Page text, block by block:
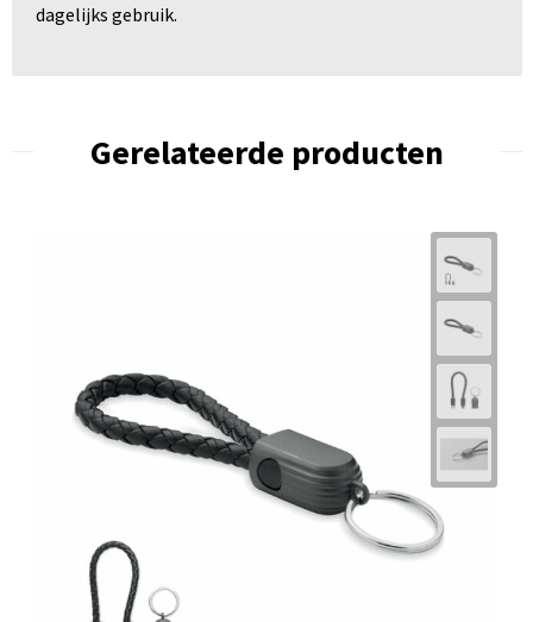
dagelijks gebruik.
Gerelateerde producten